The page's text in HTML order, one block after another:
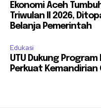
Ekonomi Aceh
Triwulan II 2026,
Belanja Pemerintah
Edukasi
UTU Dukung
Perkuat